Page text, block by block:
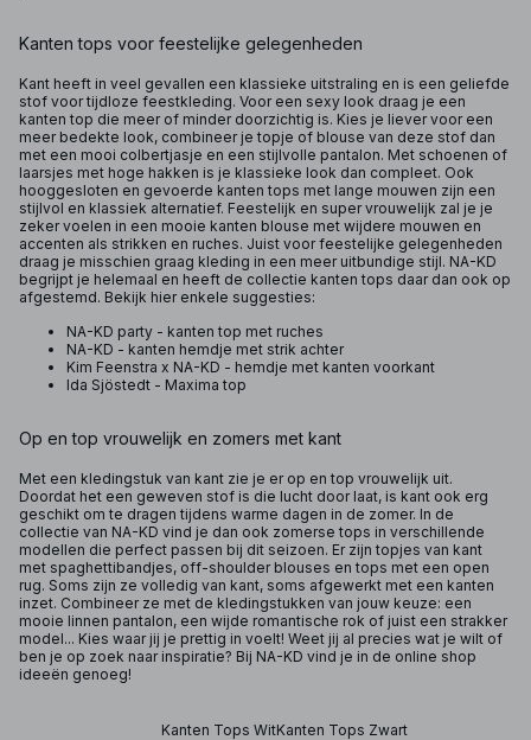
Kanten tops voor feestelijke gelegenheden
Kant heeft in veel gevallen een klassieke uitstraling en is een geliefde
stof voor tijdloze feestkleding. Voor een sexy look draag je een
kanten top die meer of minder doorzichtig is. Kies je liever voor een
meer bedekte look, combineer je topje of blouse van deze stof dan
met een mooi colbertjasje en een stijlvolle pantalon. Met schoenen of
laarsjes met hoge hakken is je klassieke look dan compleet. Ook
hooggesloten en gevoerde kanten tops met lange mouwen zijn een
stijlvol en klassiek alternatief. Feestelijk en super vrouwelijk zal je je
zeker voelen in een mooie kanten blouse met wijdere mouwen en
accenten als strikken en ruches. Juist voor feestelijke gelegenheden
draag je misschien graag kleding in een meer uitbundige stijl. NA-KD
begrijpt je helemaal en heeft de collectie kanten tops daar dan ook op
afgestemd. Bekijk hier enkele suggesties:
NA-KD party - kanten top met ruches
NA-KD - kanten hemdje met strik achter
Kim Feenstra x NA-KD - hemdje met kanten voorkant
Ida Sjöstedt - Maxima top
Op en top vrouwelijk en zomers met kant
Met een kledingstuk van kant zie je er op en top vrouwelijk uit.
Doordat het een geweven stof is die lucht door laat, is kant ook erg
geschikt om te dragen tijdens warme dagen in de zomer. In de
collectie van NA-KD vind je dan ook zomerse tops in verschillende
modellen die perfect passen bij dit seizoen. Er zijn topjes van kant
met spaghettibandjes, off-shoulder blouses en tops met een open
rug. Soms zijn ze volledig van kant, soms afgewerkt met een kanten
inzet. Combineer ze met de kledingstukken van jouw keuze: een
mooie linnen pantalon, een wijde romantische rok of juist een strakker
model... Kies waar jij je prettig in voelt! Weet jij al precies wat je wilt of
ben je op zoek naar inspiratie? Bij NA-KD vind je in de online shop
ideeën genoeg!
Kanten Tops WitKanten Tops Zwart